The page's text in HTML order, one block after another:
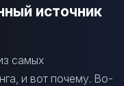
источник
самых
и вот почему. Во-